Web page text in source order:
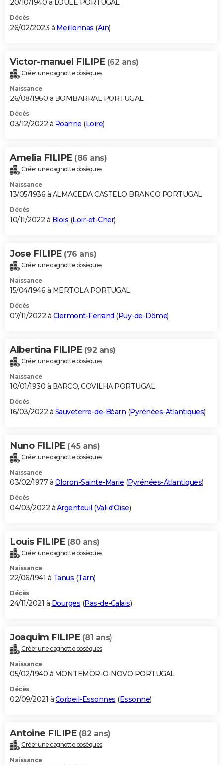
20/10/1940 à LOULE PORTUGAL
Décès
26/02/2023 à Meillonnas (Ain)
Victor-manuel FILIPE (62 ans)
Créer une cagnotte obsèques
Naissance
26/08/1960 à BOMBARRAL PORTUGAL
Décès
03/12/2022 à Roanne (Loire)
Amelia FILIPE (86 ans)
Créer une cagnotte obsèques
Naissance
13/05/1936 à ALMACEDA CASTELO BRANCO PORTUGAL
Décès
10/11/2022 à Blois (Loir-et-Cher)
Jose FILIPE (76 ans)
Créer une cagnotte obsèques
Naissance
15/04/1946 à MERTOLA PORTUGAL
Décès
07/11/2022 à Clermont-Ferrand (Puy-de-Dôme)
Albertina FILIPE (92 ans)
Créer une cagnotte obsèques
Naissance
10/01/1930 à BARCO, COVILHA PORTUGAL
Décès
16/03/2022 à Sauveterre-de-Béarn (Pyrénées-Atlantiques)
Nuno FILIPE (45 ans)
Créer une cagnotte obsèques
Naissance
03/02/1977 à Oloron-Sainte-Marie (Pyrénées-Atlantiques)
Décès
04/03/2022 à Argenteuil (Val-d'Oise)
Louis FILIPE (80 ans)
Créer une cagnotte obsèques
Naissance
22/06/1941 à Tanus (Tarn)
Décès
24/11/2021 à Dourges (Pas-de-Calais)
Joaquim FILIPE (81 ans)
Créer une cagnotte obsèques
Naissance
05/02/1940 à MONTEMOR-O-NOVO PORTUGAL
Décès
02/09/2021 à Corbeil-Essonnes (Essonne)
Antoine FILIPE (82 ans)
Créer une cagnotte obsèques
Naissance